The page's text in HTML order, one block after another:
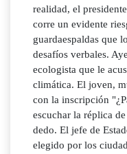
realidad, el
corre un evidente
guardaespaldas que
desafíos verbales.
ecologista que le
climática. El joven,
con la inscripción
escuchar la réplica
dedo. El jefe de
elegido por los